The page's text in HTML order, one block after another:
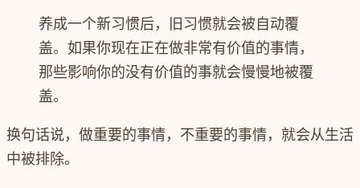
养成一个新习惯后，旧习惯就会被自动覆
盖。如果你现在正在做非常有价值的事情，
那些影响你的没有价值的事就会慢慢地被覆
盖。
换句话说，做重要的事情，不重要的事情，就会从生活
中被排除。